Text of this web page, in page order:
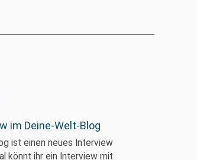
im Deine-Welt-Blog
ist einen neues Interview
könnt ihr ein Interview mit